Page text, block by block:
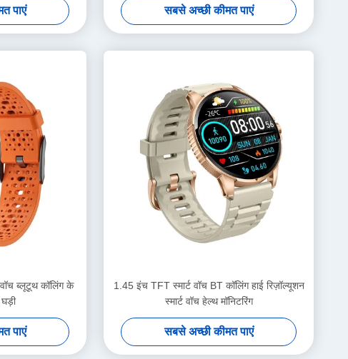
पाएं सबसे अच्छी कीमत पाएं
ब्लूटूथ कॉलिंग के
पाएं
1.45 इंच TFT स्मार्ट वॉच BT कॉलिंग हाई रिज़ॉल्यूशन
स्मार्ट वॉच हेल्थ मॉनिटरिंग
सबसे अच्छी कीमत पाएं